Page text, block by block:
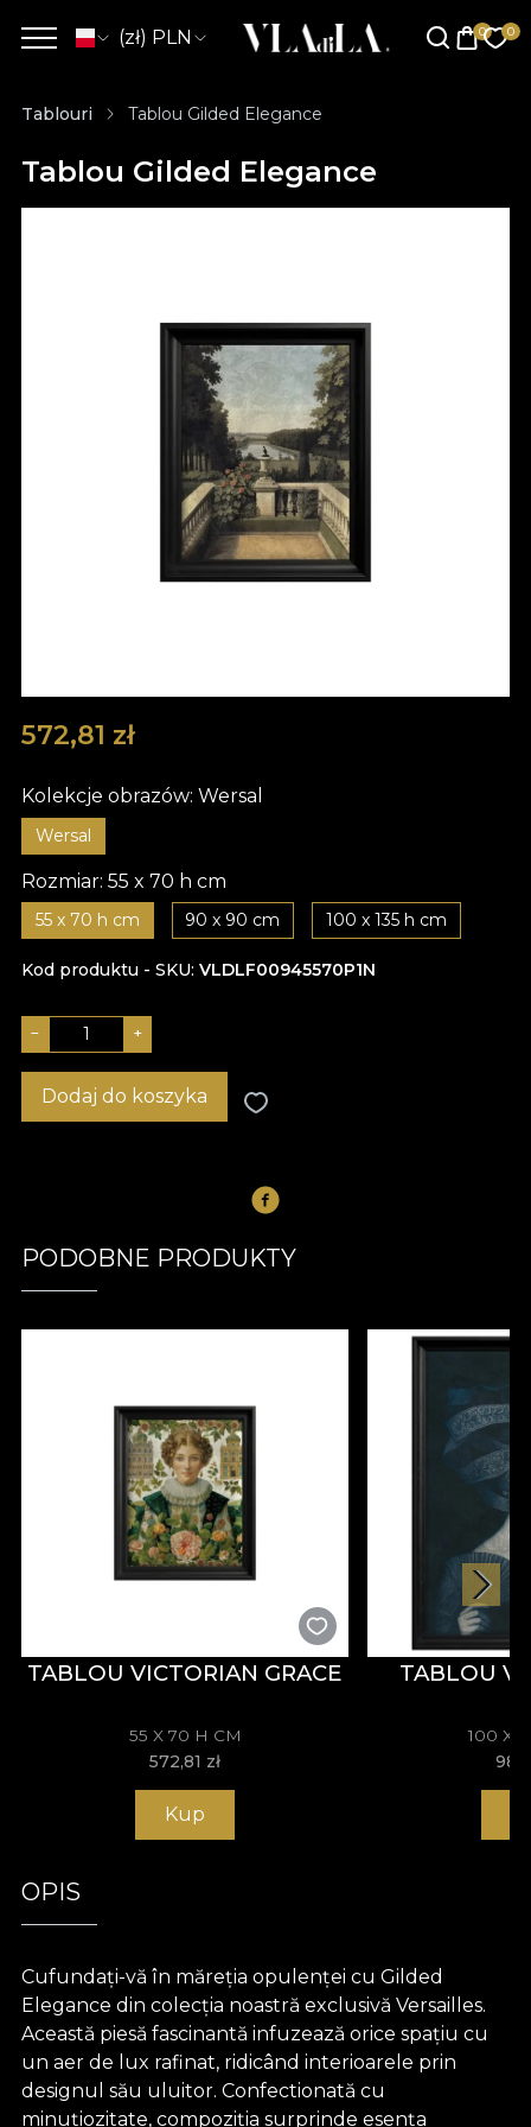
(zł) PLN
Tablouri Tablou Gilded Elegance
Tablou Gilded Elegance
572,81 zł
Kolekcje obrazów: Wersal
Wersal
Rozmiar: 55 x 70 h cm
55 x 70 h cm 90 x 90 cm 100 x 135 h cm
Kod produktu - SKU VLDLF00945570P1N
− +
Dodaj do koszyka
PODOBNE PRODUKTY
TABLOU VICTORIAN GRACE
55 X 70 H CM
572,81 zł
Kup
TABLOU
100 X
OPIS
Cufundați-vă în măreția opulenței cu Gilded
Elegance din colecția noastră exclusivă Versailles.
Această piesă fascinantă infuzează orice spațiu cu
un aer de lux rafinat, ridicând interioarele prin
designul său uluitor. Confectionată cu
minuțiozitate, compoziția surprinde esența